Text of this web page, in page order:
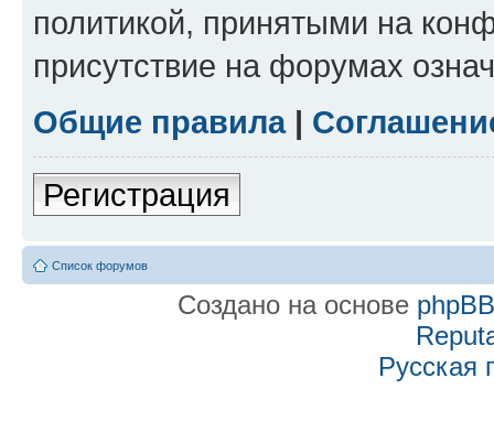
политикой, принятыми на
присутствие на форумах
Общие правила|
Регистрация
Список форумов
Создано на основе phpBB
Русская